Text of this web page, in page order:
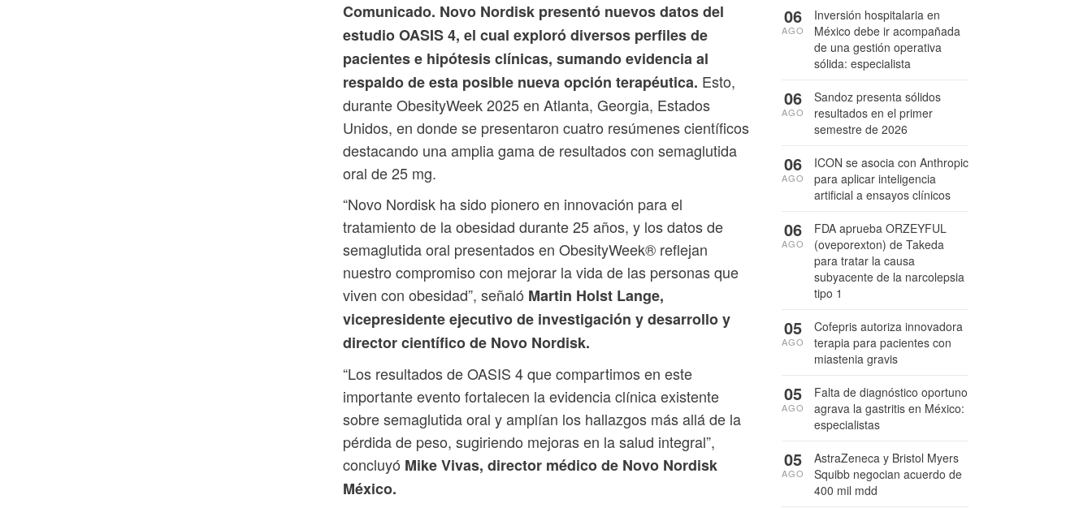
Comunicado. Novo Nordisk presentó nuevos datos del
estudio OASIS 4, el cual exploró diversos perfiles de
pacientes e hipótesis clínicas, sumando evidencia al
respaldo de esta posible nueva opción terapéutica. Esto,
durante ObesityWeek 2025 en Atlanta, Georgia, Estados
Unidos, en donde se presentaron cuatro resúmenes científicos
destacando una amplia gama de resultados con semaglutida
oral de 25 mg.
“Novo Nordisk ha sido pionero en innovación para el
tratamiento de la obesidad durante 25 años, y los datos de
semaglutida oral presentados en ObesityWeek® reflejan
nuestro compromiso con mejorar la vida de las personas que
viven con obesidad”, señaló Martin Holst Lange,
vicepresidente ejecutivo de investigación y desarrollo y
director científico de Novo Nordisk.
“Los resultados de OASIS 4 que compartimos en este
importante evento fortalecen la evidencia clínica existente
sobre semaglutida oral y amplían los hallazgos más allá de la
pérdida de peso, sugiriendo mejoras en la salud integral”,
concluyó Mike Vivas, director médico de Novo Nordisk
México.
Inversión hospitalaria en
México debe ir acompañada
de una gestión operativa
sólida: especialista
06
AGO
Sandoz presenta sólidos
resultados en el primer
semestre de 2026
06
AGO
ICON se asocia con Anthropic
para aplicar inteligencia
artificial a ensayos clínicos
06
AGO
FDA aprueba ORZEYFUL
(oveporexton) de Takeda
para tratar la causa
subyacente de la narcolepsia
tipo 1
06
AGO
Cofepris autoriza innovadora
terapia para pacientes con
miastenia gravis
05
AGO
Falta de diagnóstico oportuno
agrava la gastritis en México:
especialistas
05
AGO
AstraZeneca y Bristol Myers
Squibb negocian acuerdo de
400 mil mdd
05
AGO